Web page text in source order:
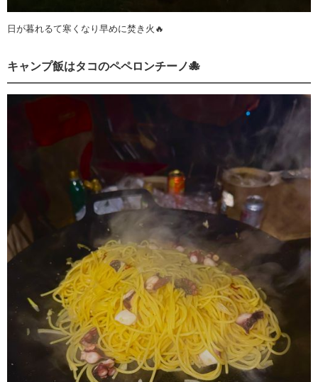
日が暮れるて寒くなり早めに焚き火🔥
キャンプ飯はタコのペペロンチーノ🐙